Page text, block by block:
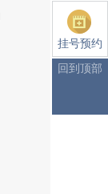
挂号预约
回到顶部